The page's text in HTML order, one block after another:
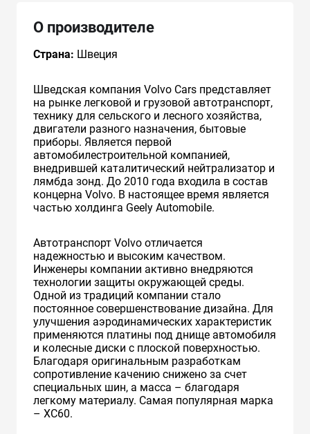
О производителе
Страна: Швеция
Шведская компания Volvo Cars представляет
на рынке легковой и грузовой автотранспорт,
технику для сельского и лесного хозяйства,
двигатели разного назначения, бытовые
приборы. Является первой
автомобилестроительной компанией,
внедрившей каталитический нейтрализатор и
лямбда зонд. До 2010 года входила в состав
концерна Volvo. В настоящее время является
частью холдинга Geely Automobile.
Автотранспорт Volvo отличается
надежностью и высоким качеством.
Инженеры компании активно внедряются
технологии защиты окружающей среды.
Одной из традиций компании стало
постоянное совершенствование дизайна. Для
улучшения аэродинамических характеристик
применяются платины под днище автомобиля
и колесные диски с плоской поверхностью.
Благодаря оригинальным разработкам
сопротивление качению снижено за счет
специальных шин, а масса – благодаря
легкому материалу. Самая популярная марка
– XC60.